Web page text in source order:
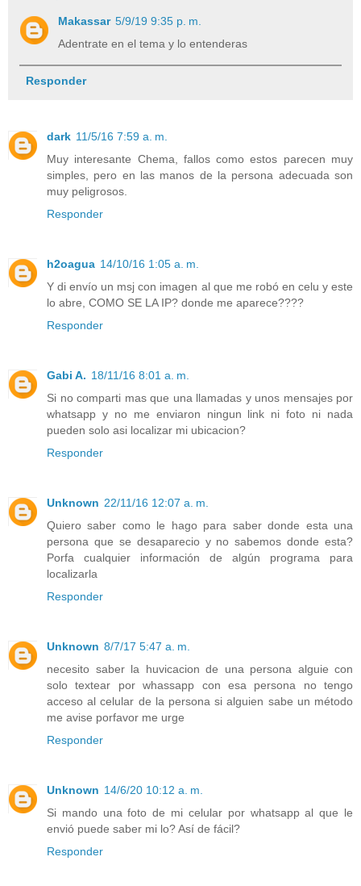
Makassar 5/9/19 9:35 p. m.
Adentrate en el tema y lo entenderas
Responder
dark 11/5/16 7:59 a. m.
Muy interesante Chema, fallos como estos parecen muy
simples, pero en las manos de la persona adecuada son
muy peligrosos.
Responder
h2oagua 14/10/16 1:05 a. m.
Y di envío un msj con imagen al que me robó en celu y este
lo abre, COMO SE LA IP? donde me aparece????
Responder
Gabi A. 18/11/16 8:01 a. m.
Si no comparti mas que una llamadas y unos mensajes por
whatsapp y no me enviaron ningun link ni foto ni nada
pueden solo asi localizar mi ubicacion?
Responder
Unknown 22/11/16 12:07 a. m.
Quiero saber como le hago para saber donde esta una
persona que se desaparecio y no sabemos donde esta?
Porfa cualquier información de algún programa para
localizarla
Responder
Unknown 8/7/17 5:47 a. m.
necesito saber la huvicacion de una persona alguie con
solo textear por whassapp con esa persona no tengo
acceso al celular de la persona si alguien sabe un método
me avise porfavor me urge
Responder
Unknown 14/6/20 10:12 a. m.
Si mando una foto de mi celular por whatsapp al que le
envió puede saber mi lo? Así de fácil?
Responder